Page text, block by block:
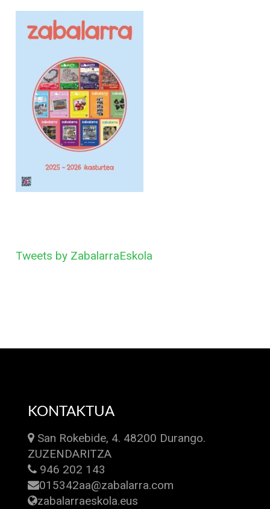
Tweets by ZabalarraEskola
KONTAKTUA
San Rokebide, 4. 48200 Durango.
ZUZENDARITZA
946 202 143
015342aa@zabalarra.com
zabalarraeskola.eus